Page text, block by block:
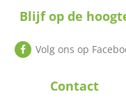
Blijf op de
Volg ons op
Contact